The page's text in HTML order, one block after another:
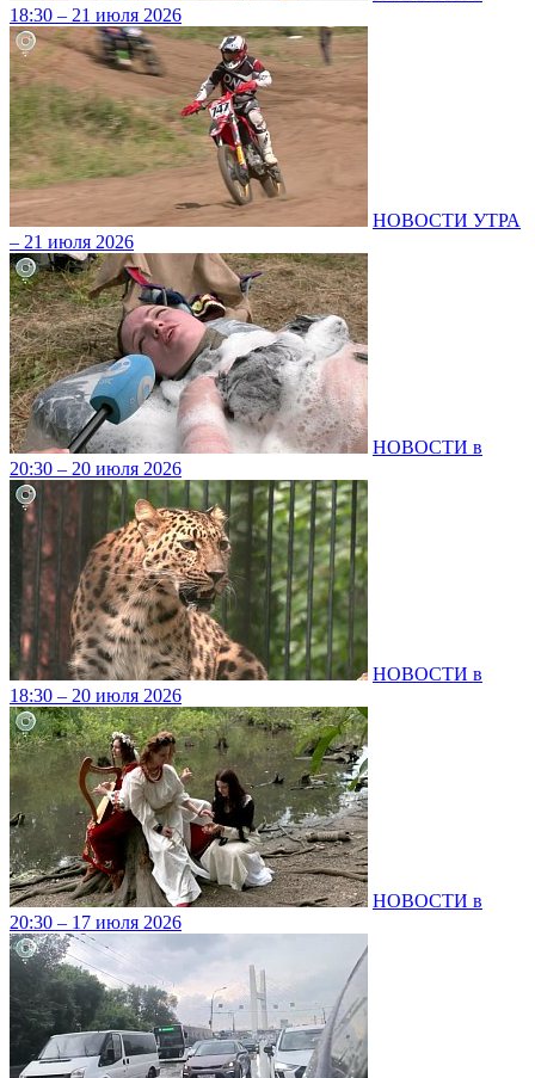
18:30 – 21 июля 2026
НОВОСТИ УТРА
– 21 июля 2026
НОВОСТИ в
20:30 – 20 июля 2026
НОВОСТИ в
18:30 – 20 июля 2026
НОВОСТИ в
20:30 – 17 июля 2026